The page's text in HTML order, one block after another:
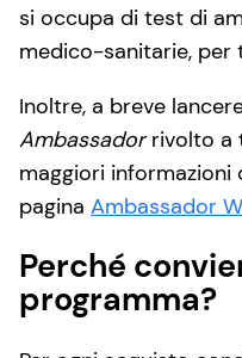
si occupa di test di
medico-sanitarie, per
Inoltre, a breve
Ambassadorrivolto a
maggiori
pagina Ambassador
Perché
programma?